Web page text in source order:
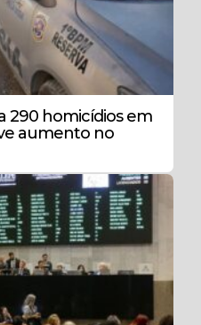
290 homicídios em
aumento no